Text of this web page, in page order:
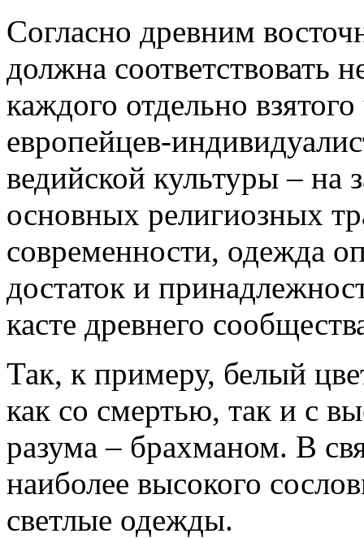
Согласно древним
должна соответствовать
каждого отдельно
европейцев-
ведийской культуры – на
основных религиозных
современности, одежда
достаток и
касте древнего
Так, к примеру, белый
как со смертью, так и с
разума – брахманом. В
наиболее высокого
светлые одежды.